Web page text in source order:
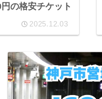
の格安チケット
2025.12.03